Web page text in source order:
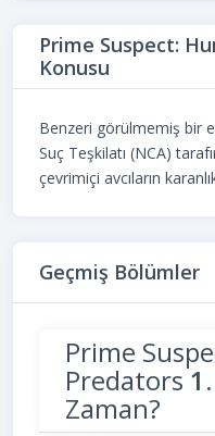
Prime Suspect:
Konusu
Benzeri görülmemiş bir
Suç Teşkilatı (NCA)
çevrimiçi avcıların
Geçmiş Bölümler
Prime
Predators
Zaman?